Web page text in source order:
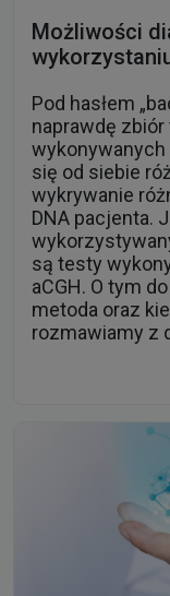
Możliwości
Pod hasłem
naprawdę
wykonywanych
się od siebie
wykrywanie
DNA pacjenta.
są testy
aCGH. O tym
metoda oraz
rozmawiamy z